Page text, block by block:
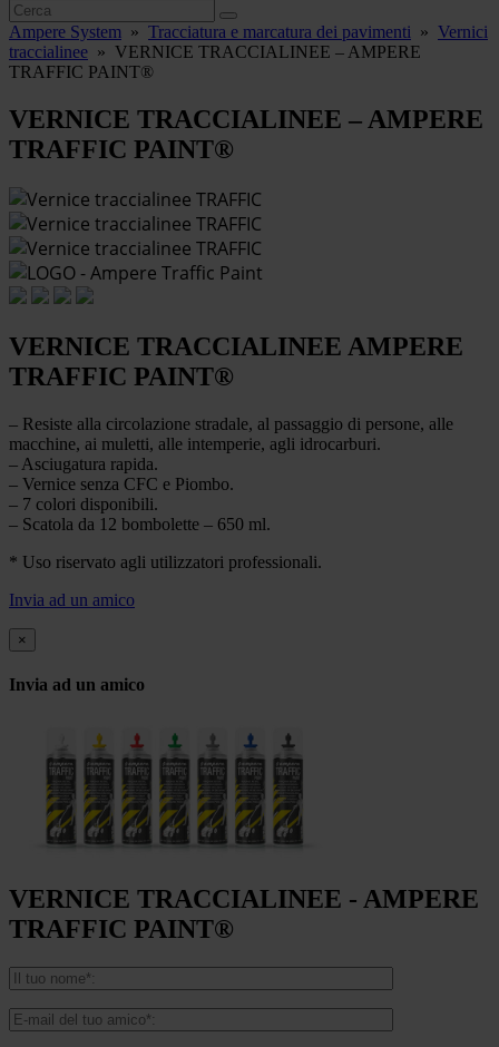
Ampere System » Tracciatura e marcatura dei pavimenti » Vernici
traccialinee » VERNICE TRACCIALINEE – AMPERE
TRAFFIC PAINT®
VERNICE TRACCIALINEE – AMPERE
TRAFFIC PAINT®
VERNICE TRACCIALINEE AMPERE
TRAFFIC PAINT®
– Resiste alla circolazione stradale, al passaggio di persone, alle
macchine, ai muletti, alle intemperie, agli idrocarburi.
– Asciugatura rapida.
– Vernice senza CFC e Piombo.
– 7 colori disponibili.
– Scatola da 12 bombolette – 650 ml.
* Uso riservato agli utilizzatori professionali.
Invia ad un amico
×
Invia ad un amico
VERNICE TRACCIALINEE - AMPERE
TRAFFIC PAINT®